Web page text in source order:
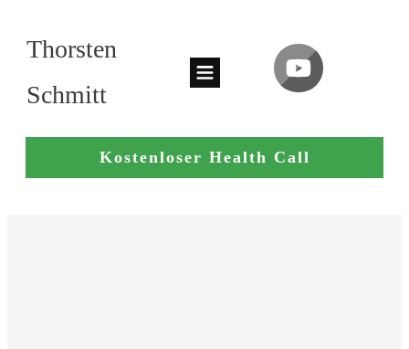
Thorsten
Schmitt
Kostenloser Health Call